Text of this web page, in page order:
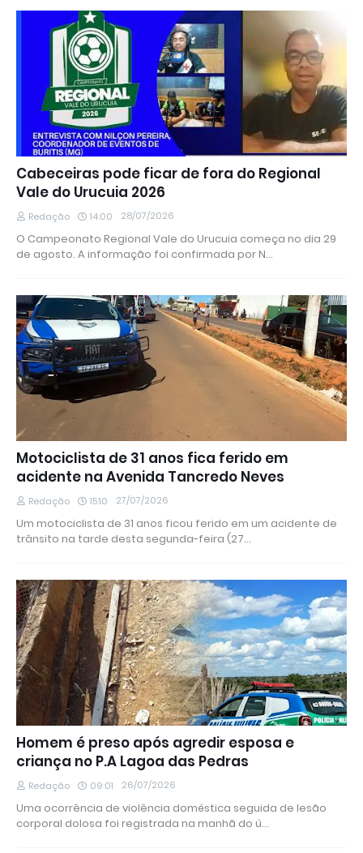
Cabeceiras pode ficar de fora do Regional
Vale do Urucuia 2026
Redação 14:00 28/07/2026
O Campeonato Regional Vale do Urucuia começa no dia 29
de agosto. A informação foi confirmada por N…
Motociclista de 31 anos fica ferido em
acidente na Avenida Tancredo Neves
Redação 15:10 27/07/2026
Um motociclista de 31 anos ficou ferido em um acidente de
trânsito na tarde desta segunda-feira (27…
Homem é preso após agredir esposa e
criança no P.A Lagoa das Pedras
Redação 09:01 26/07/2026
Uma ocorrência de violência doméstica seguida de lesão
corporal dolosa foi registrada na manhã do ú…